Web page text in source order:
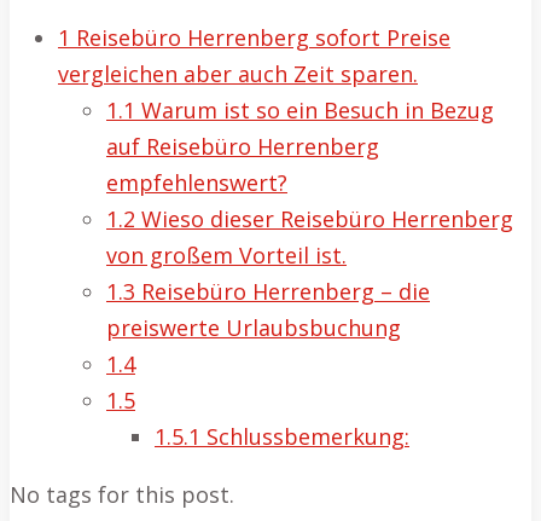
1 Reisebüro Herrenberg sofort Preise
vergleichen aber auch Zeit sparen.
1.1 Warum ist so ein Besuch in Bezug
auf Reisebüro Herrenberg
empfehlenswert?
1.2 Wieso dieser Reisebüro Herrenberg
von großem Vorteil ist.
1.3 Reisebüro Herrenberg – die
preiswerte Urlaubsbuchung
1.4
1.5
1.5.1 Schlussbemerkung:
No tags for this post.